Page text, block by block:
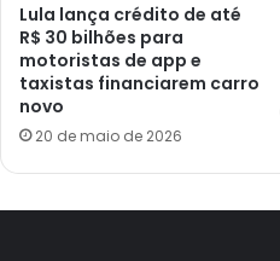
Lula lança crédito de até
R$ 30 bilhões para
motoristas de app e
taxistas financiarem carro
novo
20 de maio de 2026